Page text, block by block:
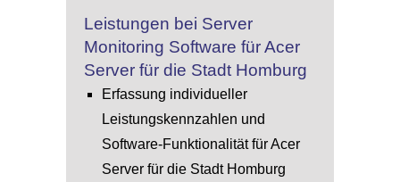
Leistungen bei Server
Monitoring Software für Acer
Server für die Stadt Homburg
Erfassung individueller
Leistungskennzahlen und
Software-Funktionalität für Acer
Server für die Stadt Homburg